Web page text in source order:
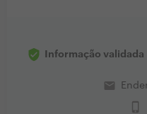
Informação validada
email
phone_iphone